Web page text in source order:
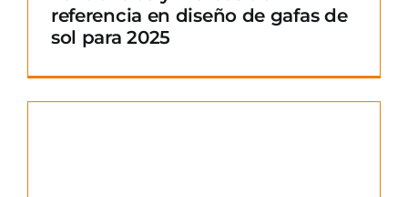
referencia en diseño de gafas de
sol para 2025